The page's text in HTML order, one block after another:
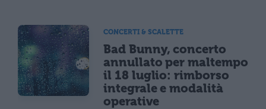
CONCERTI & SCALETTE
Bad Bunny, concerto
annullato per maltempo
il 18 luglio: rimborso
integrale e modalità
operative